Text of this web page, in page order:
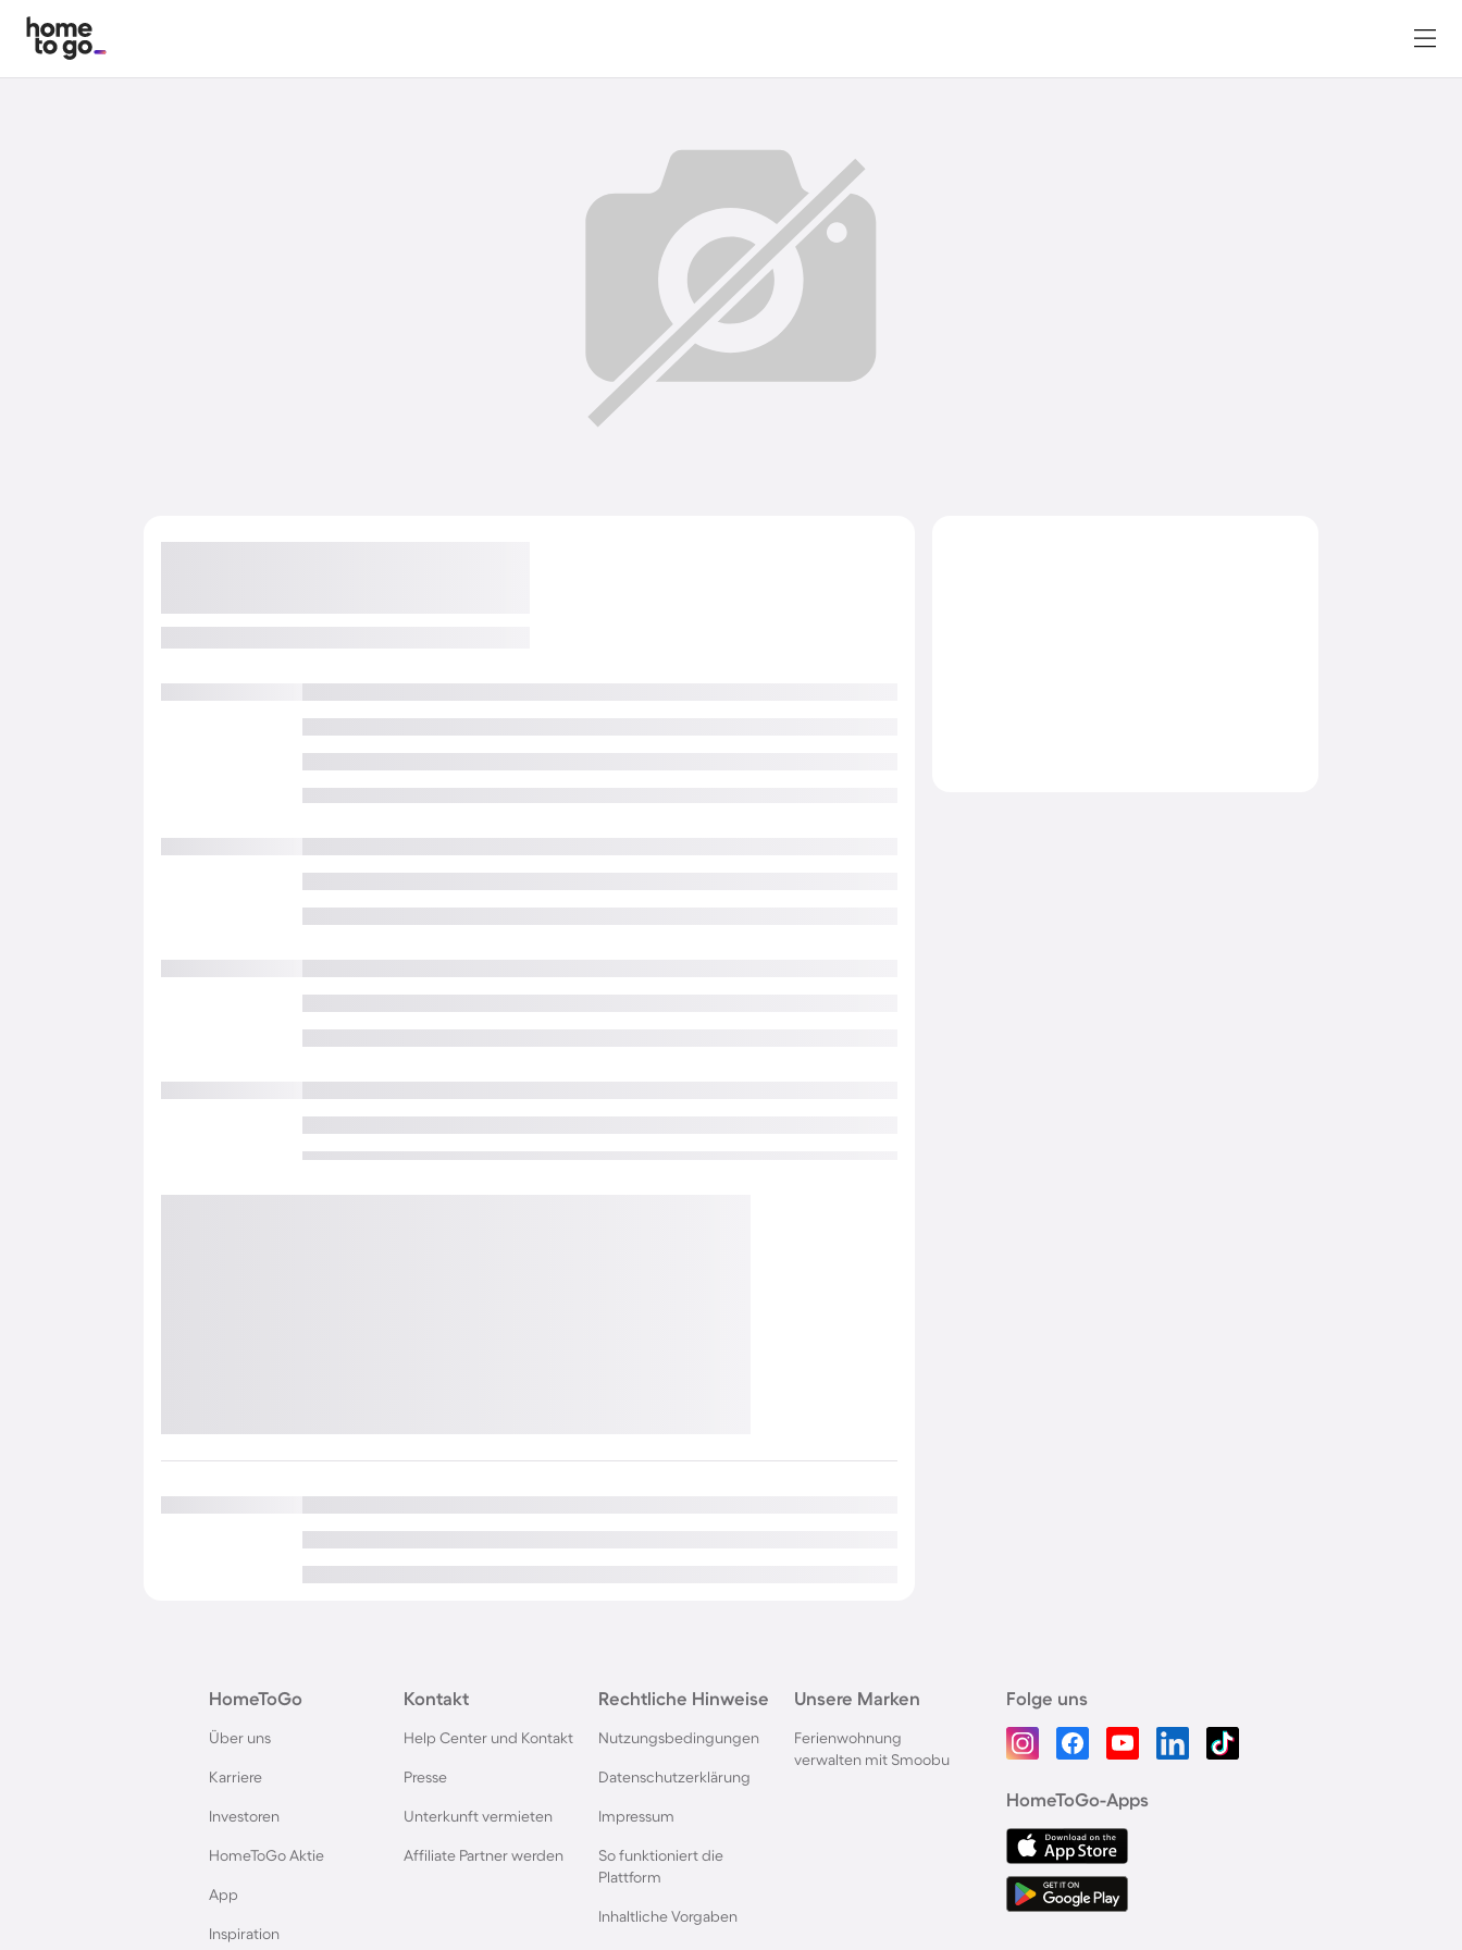
HomeToGo
Über uns
Karriere
Investoren
HomeToGo Aktie
App
Inspiration
Kontakt
Help Center und Kontakt
Presse
Unterkunft vermieten
Affiliate Partner werden
Rechtliche Hinweise
Nutzungsbedingungen
Datenschutzerklärung
Impressum
So funktioniert die
Plattform
Inhaltliche Vorgaben
Unsere Marken
Ferienwohnung
verwalten mit Smoobu
Folge uns
HomeToGo-Apps